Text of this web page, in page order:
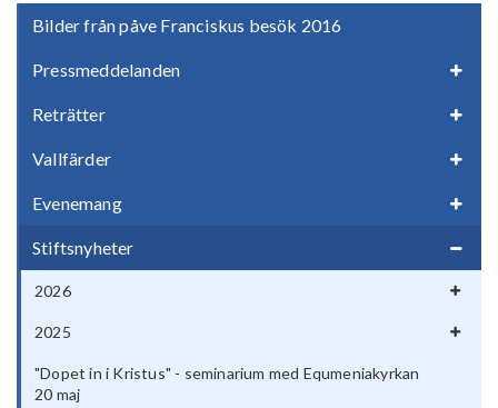
Bilder från påve Franciskus besök 2016
Pressmeddelanden
Reträtter
Vallfärder
Evenemang
Stiftsnyheter
2026
2025
"Dopet in i Kristus" - seminarium med Equmeniakyrkan
20 maj